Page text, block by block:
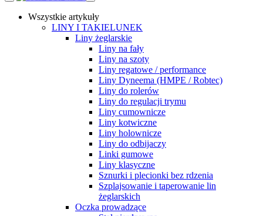
Wszystkie artykuły
LINY I TAKIELUNEK
Liny żeglarskie
Liny na fały
Liny na szoty
Liny regatowe / performance
Liny Dyneema (HMPE / Robtec)
Liny do rolerów
Liny do regulacji trymu
Liny cumownicze
Liny kotwiczne
Liny holownicze
Liny do odbijaczy
Linki gumowe
Liny klasyczne
Sznurki i plecionki bez rdzenia
Szplajsowanie i taperowanie lin
żeglarskich
Oczka prowadzące